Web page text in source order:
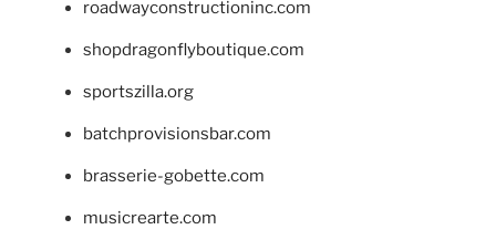
roadwayconstructioninc.com
shopdragonflyboutique.com
sportszilla.org
batchprovisionsbar.com
brasserie-gobette.com
musicrearte.com